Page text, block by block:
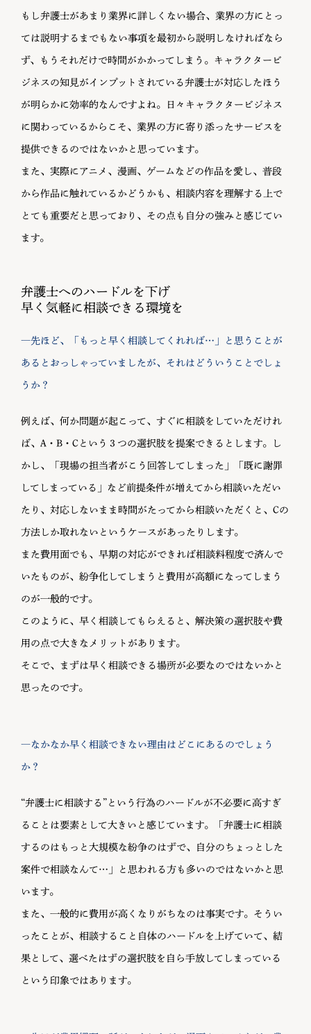
もし弁護士があまり業界に詳しくない場合、業界の方にとっ
ては説明するまでもない事項を最初から説明しなければなら
ず、もうそれだけで時間がかかってしまう。キャラクタービ
ジネスの知見がインプットされている弁護士が対応したほう
が明らかに効率的なんですよね。日々キャラクタービジネス
に関わっているからこそ、業界の方に寄り添ったサービスを
提供できるのではないかと思っています。
また、実際にアニメ、漫画、ゲームなどの作品を愛し、普段
から作品に触れているかどうかも、相談内容を理解する上で
とても重要だと思っており、その点も自分の強みと感じてい
ます。
弁護士へのハードルを下げ
早く気軽に相談できる環境を
―先ほど、「もっと早く相談してくれれば…」と思うことが
あるとおっしゃっていましたが、それはどういうことでしょ
うか？
例えば、何か問題が起こって、すぐに相談をしていただけれ
ば、A・B・Cという３つの選択肢を提案できるとします。し
かし、「現場の担当者がこう回答してしまった」「既に謝罪
してしまっている」など前提条件が増えてから相談いただい
たり、対応しないまま時間がたってから相談いただくと、Cの
方法しか取れないというケースがあったりします。
また費用面でも、早期の対応ができれば相談料程度で済んで
いたものが、紛争化してしまうと費用が高額になってしまう
のが一般的です。
このように、早く相談してもらえると、解決策の選択肢や費
用の点で大きなメリットがあります。
そこで、まずは早く相談できる場所が必要なのではないかと
思ったのです。
―なかなか早く相談できない理由はどこにあるのでしょう
か？
“弁護士に相談する”という行為のハードルが不必要に高すぎ
ることは要素として大きいと感じています。「弁護士に相談
するのはもっと大規模な紛争のはずで、自分のちょっとした
案件で相談なんて…」と思われる方も多いのではないかと思
います。
また、一般的に費用が高くなりがちなのは事実です。そうい
ったことが、相談すること自体のハードルを上げていて、結
果として、選べたはずの選択肢を自ら手放してしまっている
という印象ではあります。